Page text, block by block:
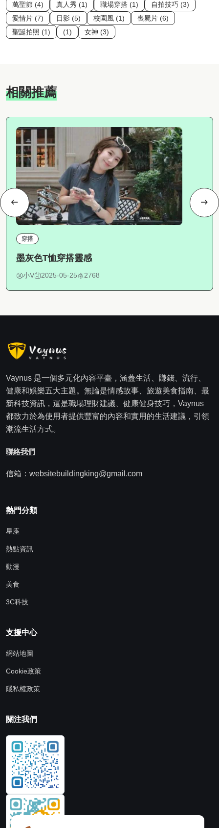
萬聖節 (4)
真人秀 (1) 職場穿搭 (1)
自拍技巧 (3)
愛情片 (7)
日影 (5) 校園風 (1)
喪屍片 (6)
聖誕拍照 (1)
(1) 女神 (3)
相關推薦
穿搭
墨灰色T恤穿搭靈感
小V 2025-05-25 2768
Vaynus 是一個多元化內容平臺，涵蓋生活、賺錢、流行、
健康和娛樂五大主題。無論是情感故事、旅遊美食指南、最
新科技資訊，還是職場理財建議、健康健身技巧，Vaynus
都致力於為使用者提供豐富的內容和實用的生活建議，引領
潮流生活方式。
聯絡我們
信箱：websitebuildingking@gmail.com
熱門分類
星座
熱點資訊
動漫
美食
3C科技
支援中心
網站地圖
Cookie政策
隱私權政策
關注我們